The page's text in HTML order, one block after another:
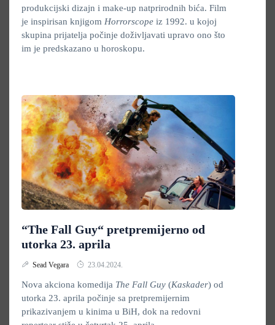
produkcijski dizajn i make-up natprirodnih bića. Film
je inspirisan knjigom Horrorscope iz 1992. u kojoj
skupina prijatelja počinje doživljavati upravo ono što
im je predskazano u horoskopu.
“The Fall Guy“ pretpremijerno od
utorka 23. aprila
Sead Vegara 23.04.2024.
Nova akciona komedija The Fall Guy (Kaskader) od
utorka 23. aprila počinje sa pretpremijernim
prikazivanjem u kinima u BiH, dok na redovni